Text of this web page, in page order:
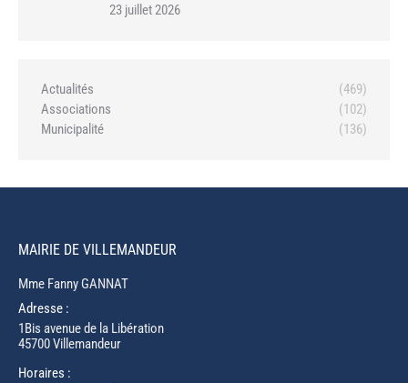
23 juillet 2026
Actualités
(469)
Associations
(102)
Municipalité
(136)
MAIRIE DE VILLEMANDEUR
Mme Fanny GANNAT
Adresse :
1Bis avenue de la Libération
45700 Villemandeur
Horaires :